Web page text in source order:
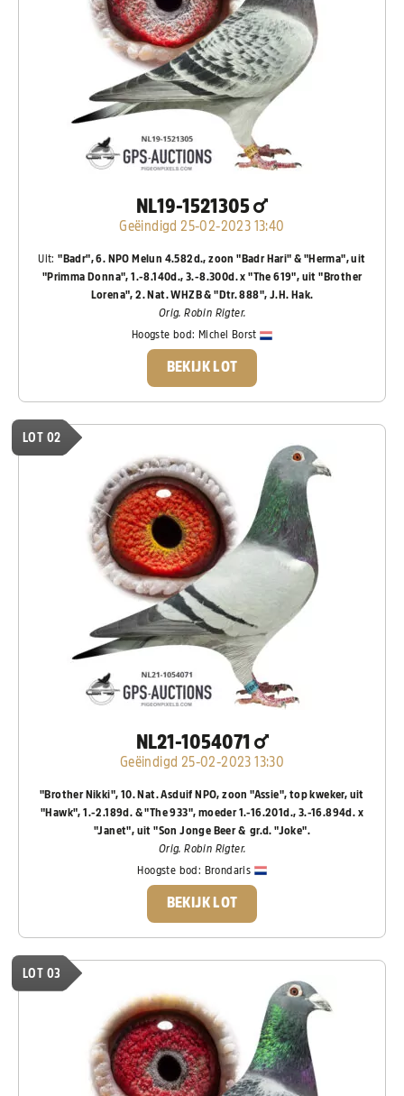
NL19-1521305
Geëindigd 25-02-2023 13:40
Uit:"Badr", 6. NPO Melun 4.582d., zoon "Badr Hari" & "Herma", uit
"Primma Donna", 1.-8.140d., 3.-8.300d. x "The 619", uit "Brother
Lorena", 2. Nat. WHZB & "Dtr. 888", J.H. Hak.
Orig. Robin Rigter.
Hoogste bod: Michel Borst
BEKIJK LOT
LOT 02
NL21-1054071
Geëindigd 25-02-2023 13:30
"Brother Nikki", 10. Nat. Asduif NPO, zoon "Assie", top kweker, uit
"Hawk", 1.-2.189d. & "The 933", moeder 1.-16.201d., 3.-16.894d. x
"Janet", uit "Son Jonge Beer & gr.d. "Joke".
Orig. Robin Rigter.
Hoogste bod: Brondaris
BEKIJK LOT
LOT 03